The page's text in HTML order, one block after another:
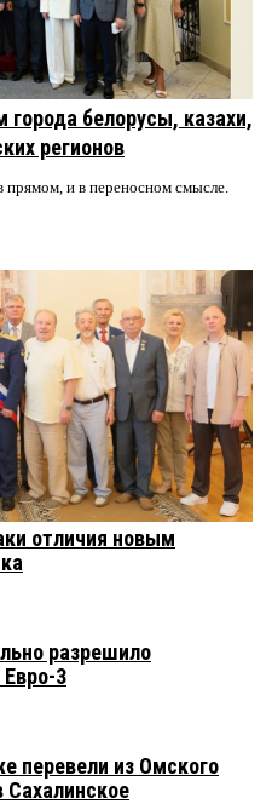
белорусы, казахи,
регионов
прямом, и в переносном смысле.
отличия новым
разрешило
Евро-3
перевели из Омского
Сахалинское